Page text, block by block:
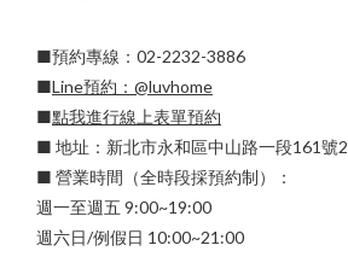
■預約專線：02-2232-3886
■Line預約： @luvhome
■點我進行線上表單預約
■ 地址：新北市永和區中山路一段161號
■ 營業時間（全時段採預約制）：
週一至週五 9:00~19:00
週六日/例假日 10:00~21:00